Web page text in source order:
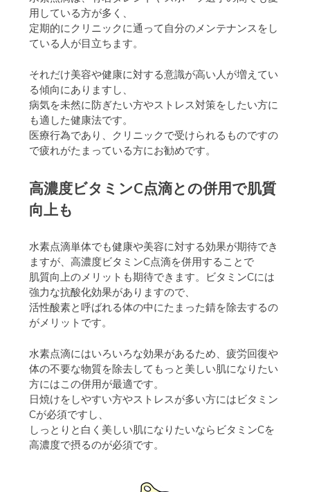
用している方が多く、
定期的にクリニックに通って自分のメンテナンスをし
ている人が目立ちます。
それだけ美容や健康に対する意識が高い人が増えてい
る傾向にありますし、
病気を未然に防ぎたい方やストレス対策をしたい方に
も適した健康法です。
医療行為であり、クリニックで受けられるものですの
で疲れがたまっている方にお勧めです。
高濃度ビタミンC点滴との併用で肌質
向上も
水素点滴単体でも健康や美容に対する効果が期待でき
ますが、高濃度ビタミンC点滴を併用することで
肌質向上のメリットも期待できます。ビタミンCには
強力な抗酸化効果がありますので、
活性酸素と呼ばれる体の中にたまった錆を除去するの
がメリットです。
水素点滴にはいろいろな効果があるため、疲労回復や
体の不要な物質を除去してもっと美しい肌になりたい
方にはこの併用が最適です。
日焼けをしやすい方やストレスが多い方にはビタミン
Cが必須ですし、
しっとりと白く美しい肌になりたいならビタミンCを
高濃度で摂るのが必須です。